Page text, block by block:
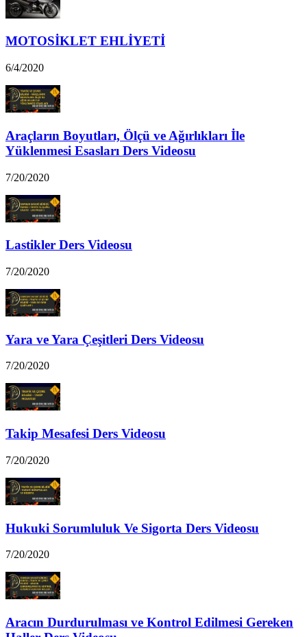
MOTOSİKLET EHLİYETİ
6/4/2020
Araçların Boyutları, Ölçü ve Ağırlıkları İle
Yüklenmesi Esasları Ders Videosu
7/20/2020
Lastikler Ders Videosu
7/20/2020
Yara ve Yara Çeşitleri Ders Videosu
7/20/2020
Takip Mesafesi Ders Videosu
7/20/2020
Hukuki Sorumluluk Ve Sigorta Ders Videosu
7/20/2020
Aracın Durdurulması ve Kontrol Edilmesi Gereken